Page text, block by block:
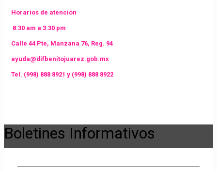
Horarios de atención
8:30 am a 3:30 pm
Calle 44 Pte, Manzana 76, Reg. 94
ayuda@difbenitojuarez.gob.mx
Tel. (998) 888 8921 y (998) 888 8922
Boletines Informativos